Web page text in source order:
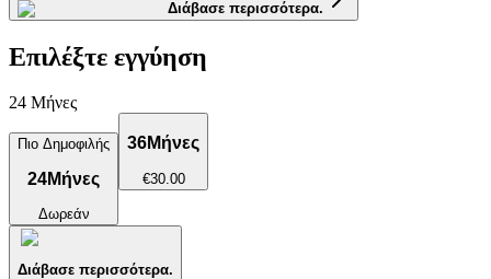
Διάβασε περισσότερα.
Επιλέξτε εγγύηση
24 Μήνες
Πιο Δημοφιλής
24Μήνες
Δωρεάν
36Μήνες
€30.00
Διάβασε περισσότερα.